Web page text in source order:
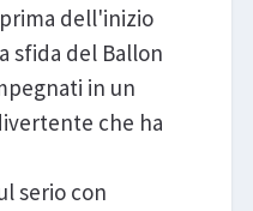
dell'inizio
sfida del Ballon
in un
che ha
serio con